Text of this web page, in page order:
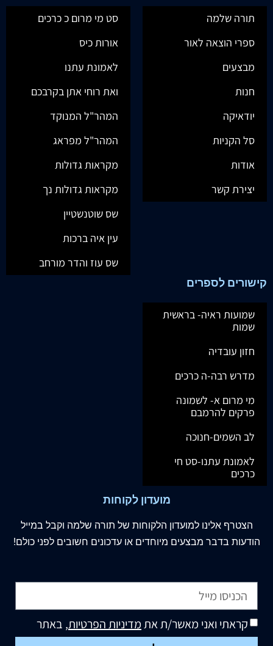
תורה שלמה
ספרי הוצאה לאור
מבצעים
חנות
יודאיקה
סל הקניות
אודות
יצירת קשר
סט מי מרום כ כרכים
אורות כיס
לאמונת עתנו
ואת רוחי אתן בקרבכם
המהר"ל המנוקד
המהר"ל מפראג
מקראות גדולות
מקראות גדולות נך
שס שוטנשטיין
עין איה ברכות
שס עוז והדר מורחב
קישורים לספרים
שמועות ראיה- בראשית
שמות
חזון עובדיה
מדרש רבה-ה כרכים
מי מרום א- לשמונה
פרקים להרמבם
לב השמים-חנוכה
לאמונת עתנו-סט חי
כרכים
מועדון לקוחות
הצטרף אלינו למועדון הלקוחות של תורה שלמה וקבל במייל
הודעות בדבר מבצעים מיוחדים או עדכונים חשובים לפני כולם!
קראתי ואני מאשר/ת אתמדיניות הפרטיות, באתר